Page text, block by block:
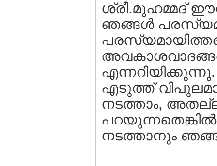
ശ്രീ.മുഹമ്മദ്‌
ഞങ്ങള്‍
എടുത്ത്
നടത്താം,
നടത്താനും